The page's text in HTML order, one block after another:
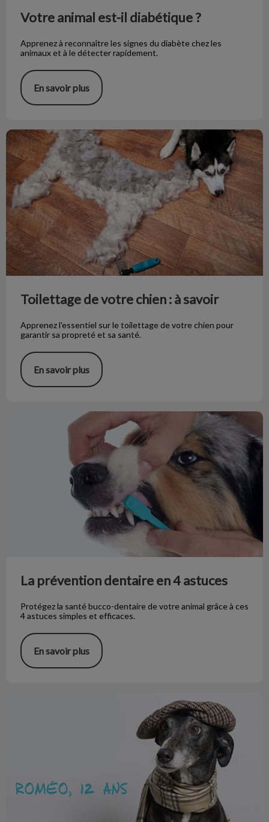
Votre animal est-il diabétique ?
Apprenez à reconnaître les signes du diabète chez les
animaux et à le détecter rapidement.
En savoir plus
Toilettage de votre chien : à savoir
Toilettage de votre chien : à savoir
Apprenez l'essentiel sur le toilettage de votre chien pour
garantir sa propreté et sa santé.
En savoir plus
La prévention dentaire en 4 astuces
La prévention dentaire en 4 astuces
Protégez la santé bucco-dentaire de votre animal grâce à ces
4 astuces simples et efficaces.
En savoir plus